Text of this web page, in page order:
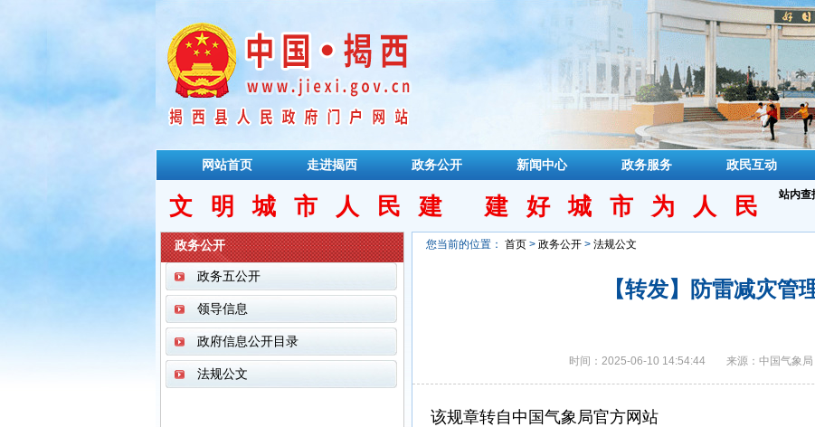
网站首页 走进揭西 政务公开 新闻中心 政务服务 政民互动
文明城市人民建 建好城市为人民 站内查
政务公开
政务五公开
领导信息
政府信息公开目录
法规公文
您当前的位置： 首页 > 政务公开 > 法规公文
【转发】防雷减灾管
时间：2025-06-10 14:54:44 来源：中国气象局
该规章转自中国气象局官方网站